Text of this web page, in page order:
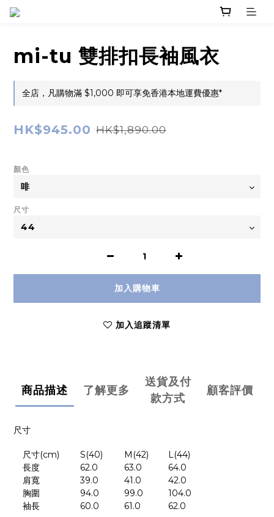
mi-tu 雙排扣長袖風衣
全店，凡購物滿 $1,000 即可享免香港本地運費優惠*
HK$945.00 HK$1,890.00
顏色
尺寸
加入購物車
加入追蹤清單
商品描述 了解更多
送貨及付
款方式
顧客評價
尺寸
尺寸(cm) S(40) M(42)
L(44)
長度
62.0 63.0
64.0
肩寬
39.0 41.0
42.0
胸圍
94.0 99.0
104.0
袖長
60.0 61.0 62.0